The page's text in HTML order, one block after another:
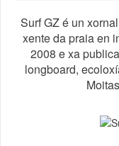
Surf GZ é un
xente da praia en
2008 e xa
longboard,